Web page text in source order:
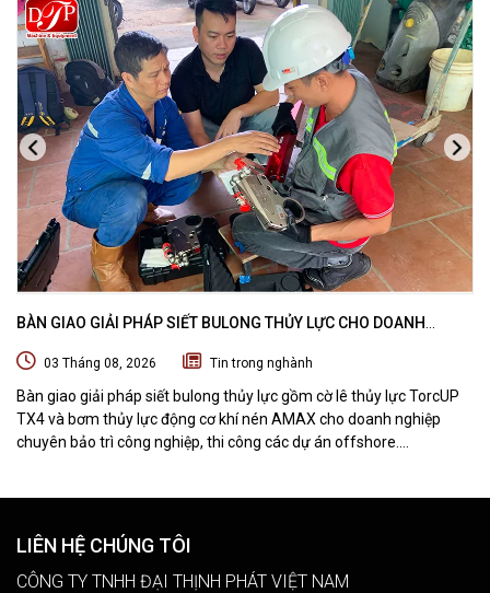
BÀN GIAO GIẢI PHÁP SIẾT BULONG THỦY LỰC CHO DOANH
03 Tháng 08, 2026 Tin trong nghành
Bàn giao giải pháp siết bulong thủy lực gồm cờ lê thủy lực TorcUP
TX4 và bơm thủy lực động cơ khí nén AMAX cho doanh nghiệp
chuyên bảo trì công nghiệp, thi công các dự án offshore.
LIÊN HỆ CHÚNG TÔI
CÔNG TY TNHH ĐẠI THỊNH PHÁT VIỆT NAM